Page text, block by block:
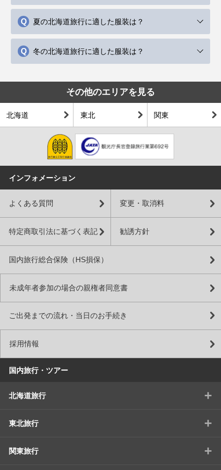
夏の北海道旅行に適した服装は？
冬の北海道旅行に適した服装は？
その他のエリアを見る
北海道 東北 関東
インフォメーション
よくある質問 変更・取消料
特定商取引法に基づく表記 勧誘方針
国内旅行総合保険（HS損保）
未成年者参加の場合の親権者同意書
ご出発までの流れ・当日のお手続き
採用情報
国内旅行・ツアー
北海道旅行 +
東北旅行 +
関東旅行 +